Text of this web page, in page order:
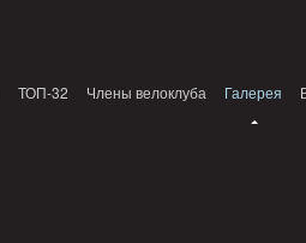
ТОП-32 Члены велоклуба Галерея